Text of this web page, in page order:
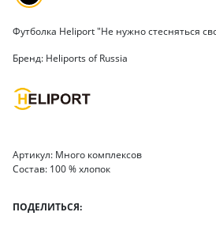
Футболка Heliport "Не нужно стесняться
Бренд: Heliports of Russia
Артикул: Много комплексов
Состав: 100 % хлопок
ПОДЕЛИТЬСЯ: